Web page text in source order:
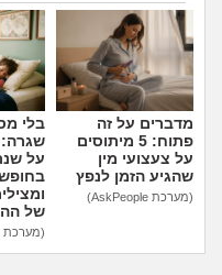
מדברים על זה
פתוח: 5 מיתוסים
על צעצועי מין
שהגיע הזמן לנפץ
(מערכת AskPeople)
בלי
שגרה:
על
של
(מערכת AskPeople)